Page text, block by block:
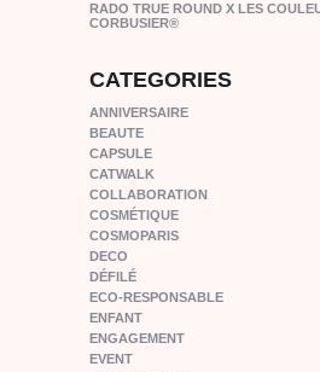
RADO TRUE ROUND X LES
CORBUSIER®
CATEGORIES
ANNIVERSAIRE
BEAUTE
CAPSULE
CATWALK
COLLABORATION
COSMÉTIQUE
COSMOPARIS
DECO
DÉFILÉ
ECO-RESPONSABLE
ENFANT
ENGAGEMENT
EVENT